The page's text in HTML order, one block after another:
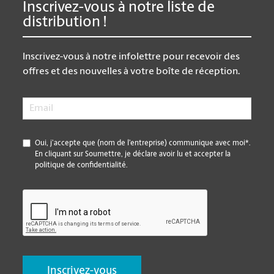
Inscrivez-vous à notre liste de
distribution !
Inscrivez-vous à notre infolettre pour recevoir des
offres et des nouvelles à votre boîte de réception.
Email
*
Oui, j’accepte que (nom de l’entreprise) communique avec moi*.
En cliquant sur Soumettre, je déclare avoir lu et accepter la
politique de confidentialité.